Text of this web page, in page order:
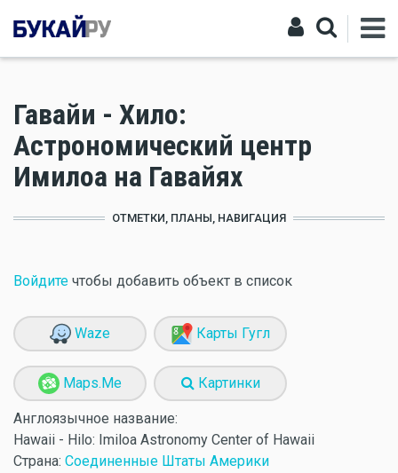
Гавайи - Хило:
Астрономический центр
Имилоа на Гавайях
ОТМЕТКИ, ПЛАНЫ, НАВИГАЦИЯ
Войдите чтобы добавить объект в список
Waze Карты Гугл
Maps.Me Картинки
Англоязычное название:
Hawaii - Hilo: Imiloa Astronomy Center of Hawaii
Страна: Соединенные Штаты Америки